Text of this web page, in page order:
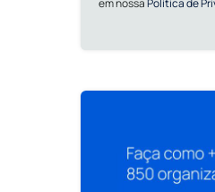
em nossaPolítica de